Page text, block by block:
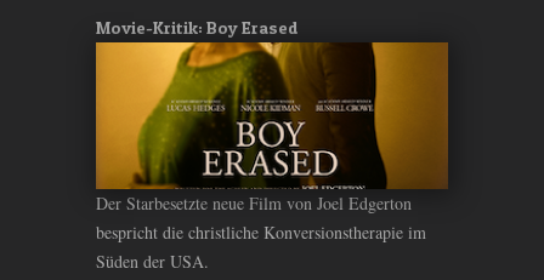
Movie-Kritik: Boy Erased
Der Starbesetzte neue Film von Joel Edgerton
bespricht die christliche Konversionstherapie im
Süden der USA.